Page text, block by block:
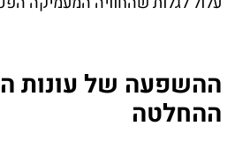
ההשפעה של עונות
ההחלטה